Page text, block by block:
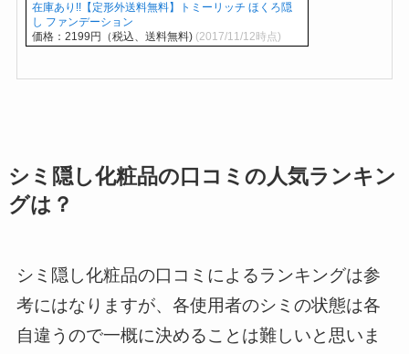
在庫あり!!【定形外送料無料】トミーリッチ ほくろ隠
し ファンデーション
価格：2199円（税込、送料無料) (2017/11/12時点)
シミ隠し化粧品の口コミの人気ランキン
グは？
シミ隠し化粧品の口コミによるランキングは参
考にはなりますが、各使用者のシミの状態は各
自違うので一概に決めることは難しいと思いま